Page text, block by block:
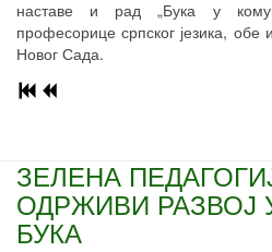
наставе и рад „Бука у
професорице српског језика,
Новог Сада.
ЗЕЛЕНА
ОДРЖИВИ РАЗВОЈ
БУКА